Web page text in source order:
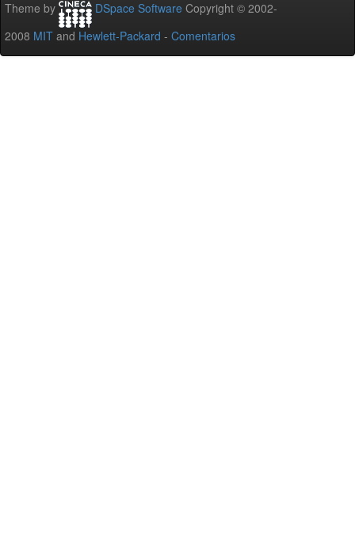
Theme by DSpace Software Copyright © 2002-
2008 MIT and Hewlett-Packard - Comentarios